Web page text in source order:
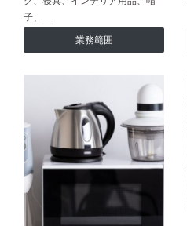
子、…
業務範囲